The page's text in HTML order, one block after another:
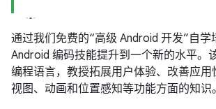
通过我们免费的“高级 Android 开发”自学
Android 编码技能提升到一个新的水平。
编程语言，教授拓展用户体验、改善应用
视图、动画和位置感知等功能方面的知识。